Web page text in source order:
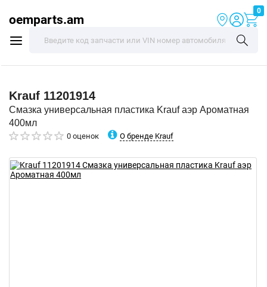
oemparts.am
0
Krauf 11201914
Смазка универсальная пластика Krauf аэр Ароматная
400мл
0 оценок О бренде Krauf